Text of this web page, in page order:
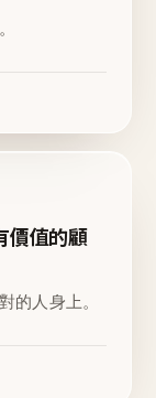
價值的顧
的人身上。